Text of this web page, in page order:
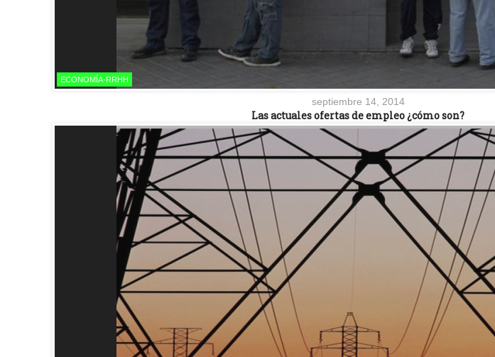
ECONOMÍA-RRHH
septiembre 14, 2014
Las actuales ofertas de empleo ¿cómo son?